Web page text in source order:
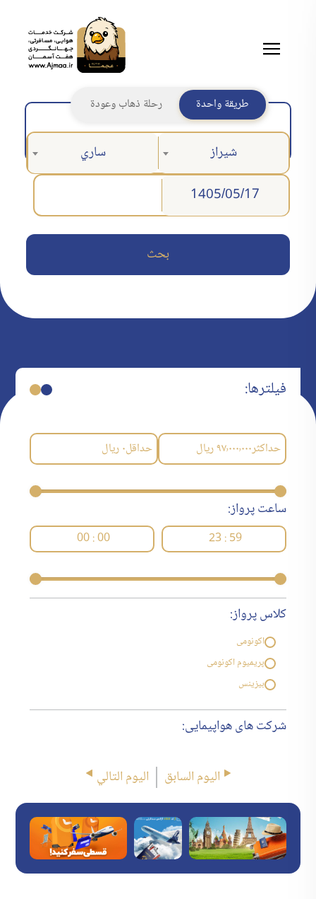
طريقة واحدة رحلة ذهاب وعودة
شيراز ساري
بحث
فیلترها:
حداکثر۹۷٬۰۰۰٬۰۰۰ریال حداقل۰ریال
ساعت پرواز:
23 : 59
00 : 00
کلاس پرواز:
اکونومی
پریمیوم اکونومی
بیزینس
شرکت های هواپیمایی:
اليوم السابق اليوم التالي